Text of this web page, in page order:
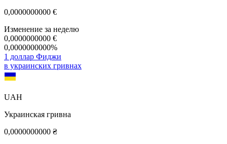
0,0000000000 €
Изменение за неделю
0,0000000000 €
0,0000000000%
1 доллар Фиджи
в украинских гривнах
UAH
Украинская гривна
0,0000000000 ₴